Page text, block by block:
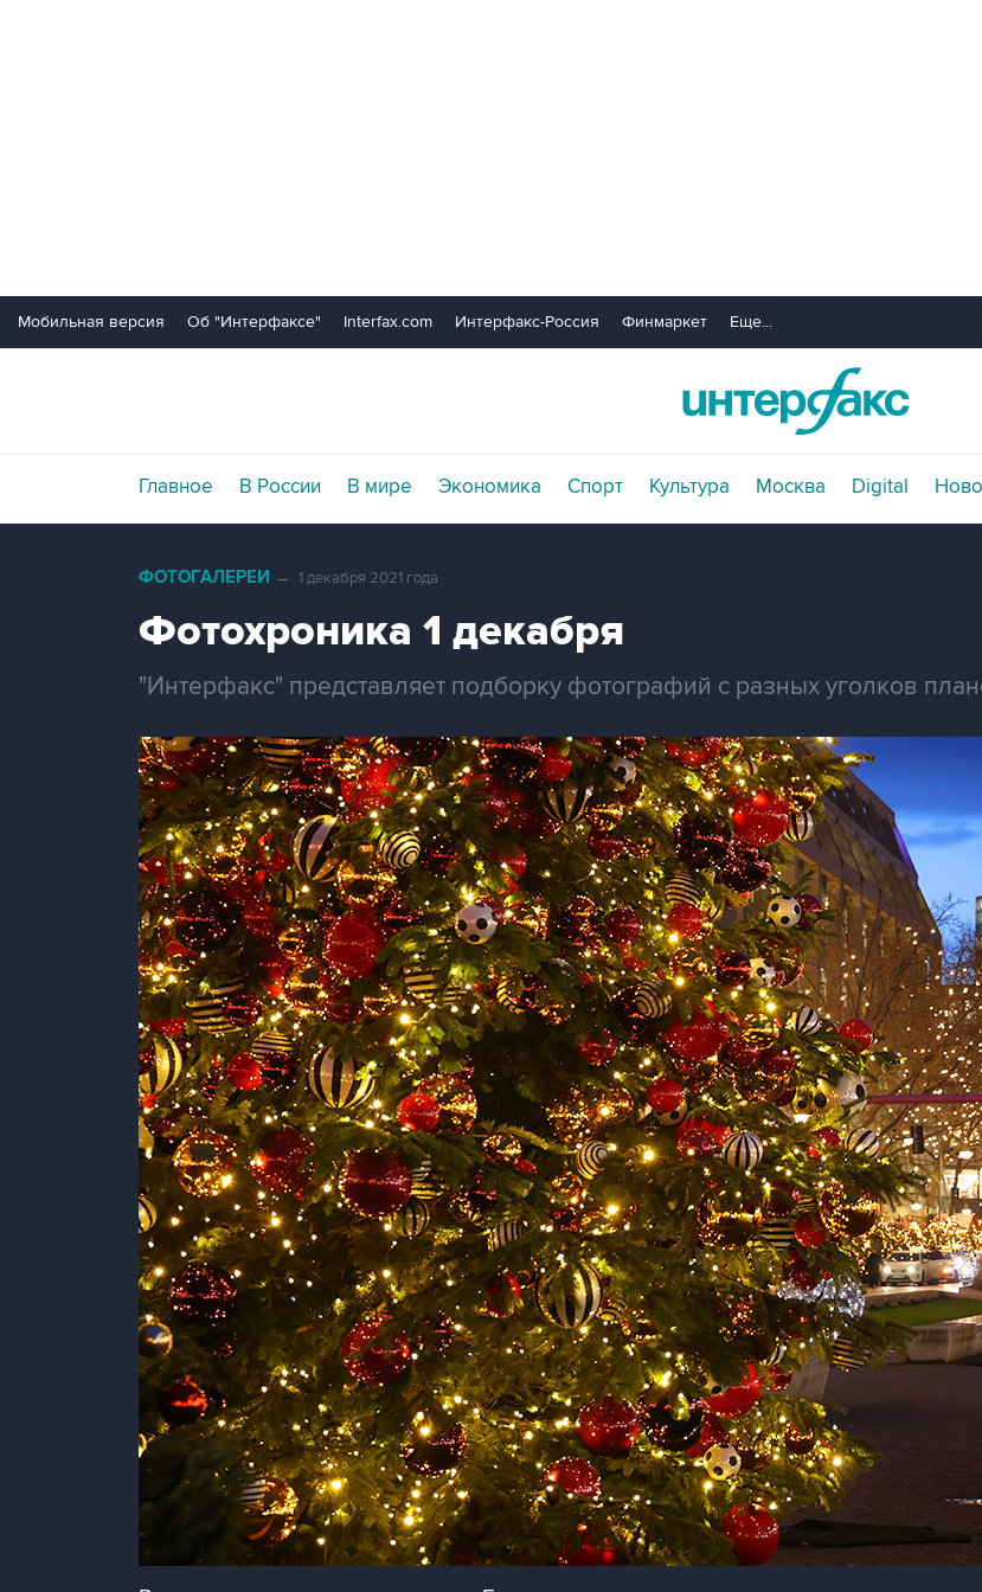
Мобильная версия Об "Интерфаксе" Interfax.com Интерфакс-Россия Финмаркет Еще...
Главное В России В мире Экономика Спорт Культура Москва Digital
ФОТОГАЛЕРЕИ → 1 декабря 2021 года
Фотохроника 1 декабря
"Интерфакс" представляет подборку фотографий с разных уголков